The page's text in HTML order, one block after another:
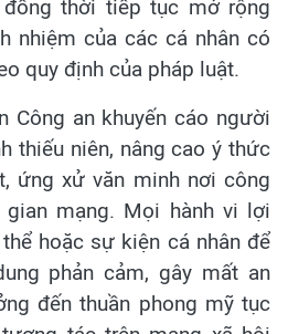
thời tiếp tục mở rộng
nhiệm của các cá nhân có
quy định của pháp luật.
Công an khuyến cáo người
thiếu niên, nâng cao ý thức
ứng xử văn minh nơi công
gian mạng. Mọi hành vi lợi
hoặc sự kiện cá nhân để
phản cảm, gây mất an
đến thuần phong mỹ tục